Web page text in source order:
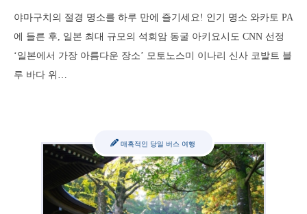
야마구치의 절경 명소를 하루 만에 즐기세요! 인기 명소 와카토 PA
에 들른 후, 일본 최대 규모의 석회암 동굴 아키요시도 CNN 선정
‘일본에서 가장 아름다운 장소’ 모토노스미 이나리 신사 코발트 블
루 바다 위…
매혹적인 당일 버스 여행